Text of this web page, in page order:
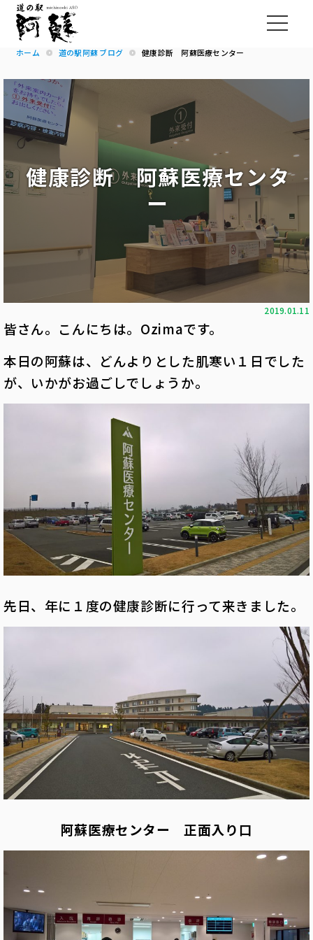
ホーム 道の駅阿蘇 ブログ 健康診断 阿蘇医療センター
健康診断 阿蘇医療センタ
ー
2019.01.11
皆さん。こんにちは。Ozimaです。
本日の阿蘇は、どんよりとした肌寒い１日でした
が、いかがお過ごしでしょうか。
先日、年に１度の健康診断に行って来きました。
阿蘇医療センター 正面入り口